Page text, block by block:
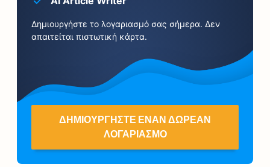
Δημιουργήστε το λογαριασμό σας σήμερα. Δεν
απαιτείται πιστωτική κάρτα.
ΔΗΜΙΟΥΡΓΉΣΤΕ ΈΝΑΝ ΔΩΡΕΆΝ
ΛΟΓΑΡΙΑΣΜΌ